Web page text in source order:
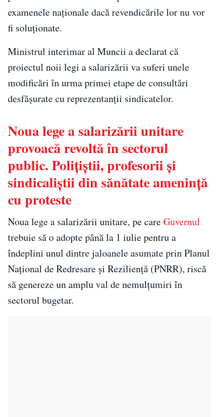
examenele naționale dacă revendicările lor nu vor
fi soluționate.
Ministrul interimar al Muncii a declarat că
proiectul noii legi a salarizării va suferi unele
modificări în urma primei etape de consultări
desfășurate cu reprezentanții sindicatelor.
Noua lege a salarizării unitare
provoacă revoltă în sectorul
public. Polițiștii, profesorii și
sindicaliștii din sănătate amenință
cu proteste
Noua lege a salarizării unitare, pe careGuvernul
trebuie să o adopte până la 1 iulie pentru a
îndeplini unul dintre jaloanele asumate prin Planul
Național de Redresare și Reziliență (PNRR), riscă
să genereze un amplu val de nemulțumiri în
sectorul bugetar.